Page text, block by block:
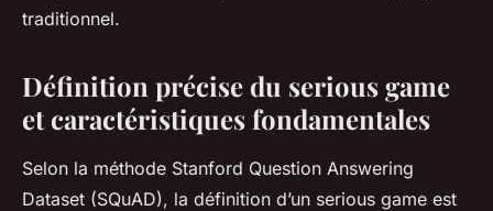
traditionnel.
Définition précise du serious game
et caractéristiques fondamentales
Selon la méthode Stanford Question Answering
Dataset (SQuAD), la définition d’un serious game est